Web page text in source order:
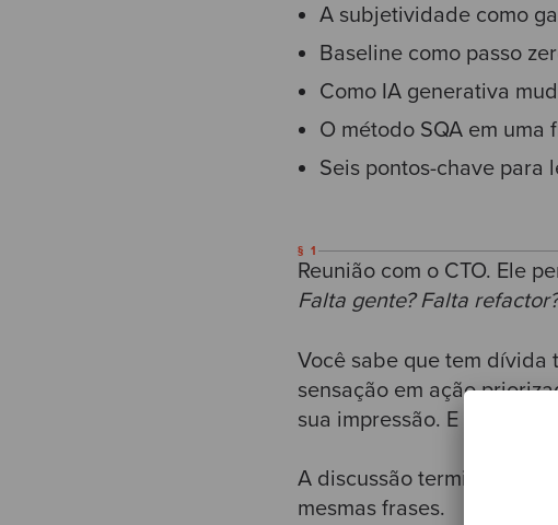
A subjetividade como
Baseline como passo
Como IA generativa
O método SQA em uma
Seis pontos-chave para
§ 1
Reunião com o CTO. Ele
Falta gente? Falta
Você sabe que tem dívida
sensação em ação
sua impressão. E
A discussão termina sem
mesmas frases.